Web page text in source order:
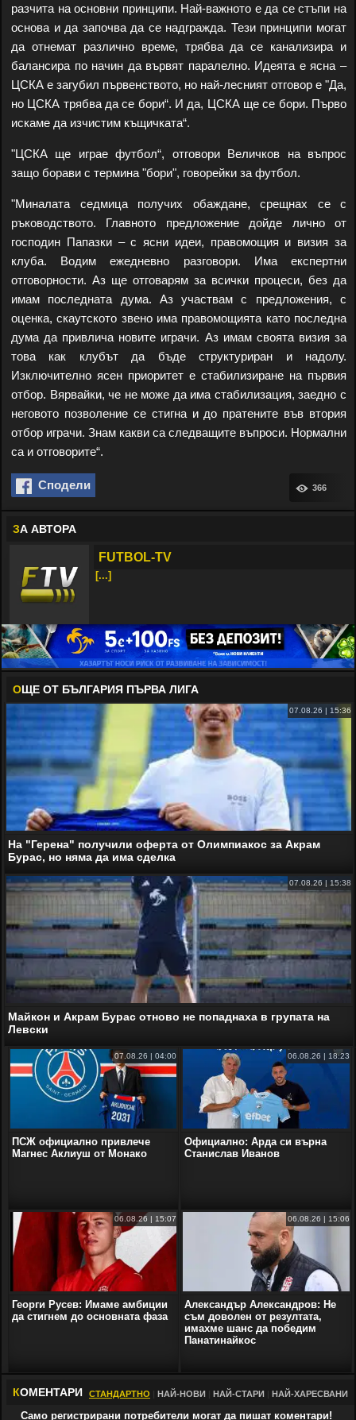
разчита на основни принципи. Най-важното е да се стъпи на
основа и да започва да се надгражда. Тези принципи могат
да отнемат различно време, трябва да се канализира и
балансира по начин да вървят паралелно. Идеята е ясна –
ЦСКА е загубил първенството, но най-лесният отговор е "Да,
но ЦСКА трябва да се бори“. И да, ЦСКА ще се бори. Първо
искаме да изчистим къщичката“.
"ЦСКА ще играе футбол“, отговори Величков на въпрос
защо борави с термина "бори", говорейки за футбол.
"Миналата седмица получих обаждане, срещнах се с
ръководството. Главното предложение дойде лично от
господин Папазки – с ясни идеи, правомощия и визия за
клуба. Водим ежедневно разговори. Има експертни
отговорности. Аз ще отговарям за всички процеси, без да
имам последната дума. Аз участвам с предложения, с
оценка, скаутското звено има правомощията като последна
дума да привлича новите играчи. Аз имам своята визия за
това как клубът да бъде структуриран и надолу.
Изключително ясен приоритет е стабилизиране на първия
отбор. Вярвайки, че не може да има стабилизация, заедно с
неговото позволение се стигна и до пратените във втория
отбор играчи. Знам какви са следващите въпроси. Нормални
са и отговорите“.
Сподели 366
ЗА АВТОРА
FUTBOL-TV
[...]
ОЩЕ ОТ БЪЛГАРИЯ ПЪРВА ЛИГА
07.08.26 | 15:36
На "Герена" получили оферта от Олимпиакос за Акрам
Бурас, но няма да има сделка
07.08.26 | 15:38
Майкон и Акрам Бурас отново не попаднаха в групата на
Левски
07.08.26 | 04:00
ПСЖ официално привлече
Магнес Аклиуш от Монако
06.08.26 | 18:23
Официално: Арда си върна
Станислав Иванов
06.08.26 | 15:07
Георги Русев: Имаме амбиции
да стигнем до основната фаза
06.08.26 | 15:06
Александър Александров: Не
съм доволен от резултата,
имахме шанс да победим
Панатинайкос
КОМЕНТАРИ СТАНДАРТНО НАЙ-НОВИ НАЙ-СТАРИ НАЙ-ХАРЕСВАНИ
Само регистрирани потребители могат да пишат коментари!